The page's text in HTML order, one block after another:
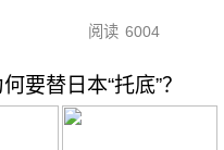
阅读 6004
要替日本“托底”？